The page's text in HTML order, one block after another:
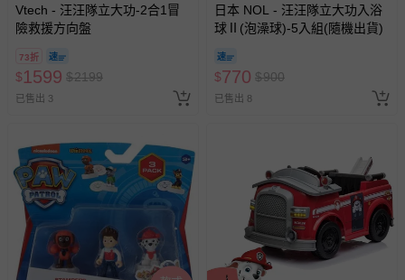
Vtech - 汪汪隊立大功-2合1冒
險救援方向盤
73折
$1599 $2199
已售出 3
日本 NOL - 汪汪隊立大功入浴
球Ⅱ(泡澡球)-5入組(隨機出貨)
$770 $900
已售出 8